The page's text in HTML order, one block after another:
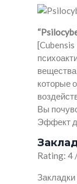
которые
Вы
Эффект
Rating: 4